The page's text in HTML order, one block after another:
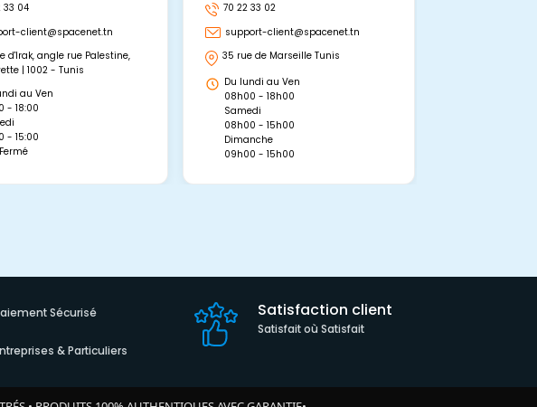
33 04
client@spacenet.tn
d'Irak, angle rue Palestine,
| 1002 - Tunis
au Ven
- 18:00
- 15:00
70 22 33 02
support-client@spacenet.tn
35 rue de Marseille Tunis
Du lundi au Ven
08h00 - 18h00
Samedi
08h00 - 15h00
Dimanche
09h00 - 15h00
Sécurisé
& Particuliers
Satisfaction client
Satisfait où Satisfait